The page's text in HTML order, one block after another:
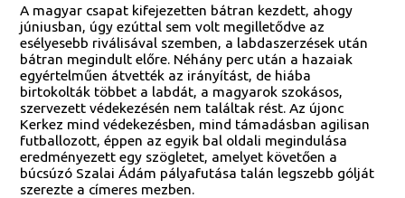
A magyar csapat kifejezetten bátran kezdett, ahogy
júniusban, úgy ezúttal sem volt megilletődve az
esélyesebb riválisával szemben, a labdaszerzések után
bátran megindult előre. Néhány perc után a hazaiak
egyértelműen átvették az irányítást, de hiába
birtokolták többet a labdát, a magyarok szokásos,
szervezett védekezésén nem találtak rést. Az újonc
Kerkez mind védekezésben, mind támadásban agilisan
futballozott, éppen az egyik bal oldali megindulása
eredményezett egy szögletet, amelyet követően a
búcsúzó Szalai Ádám pályafutása talán legszebb gólját
szerezte a címeres mezben.